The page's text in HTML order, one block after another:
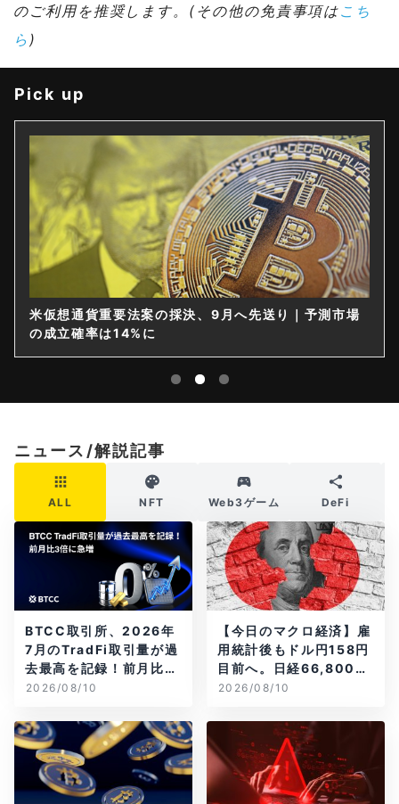
のご利用を推奨します。(その他の免責事項はこち
ら )
Pick up
米仮想通貨重要法案の採決、9月へ先送り｜予測市場
の成立確率は14%に
ニュース/解説記事
ALL NFT Web3ゲーム DeFi
BTCC取引所、2026年
7月のTradFi取引量が過
去最高を記録！前月比3
倍に急増
2026/08/10
【今日のマクロ経済】雇
用統計後もドル円158円
目前へ。日経66,800円
台に急伸
2026/08/10